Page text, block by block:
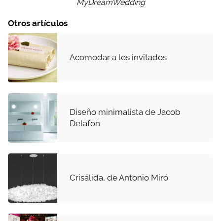
MyDreamWedding
Otros artículos
Acomodar a los invitados
Diseño minimalista de Jacob
Delafon
Crisálida, de Antonio Miró